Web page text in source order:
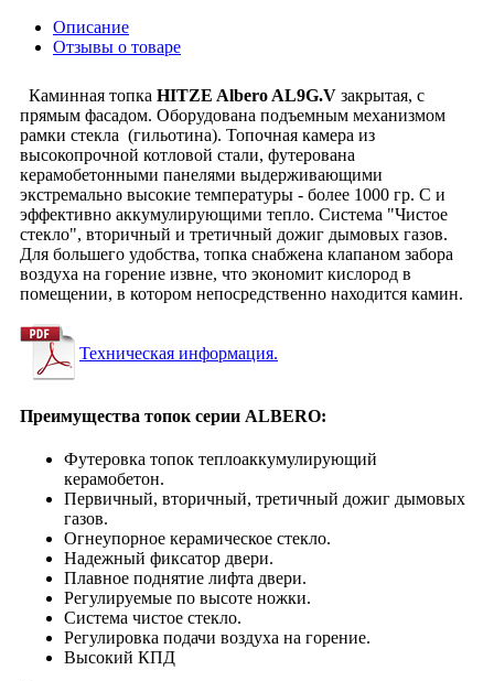
Описание
Отзывы о товаре
Каминная топка HITZE Albero AL9G.V закрытая, с
прямым фасадом. Оборудована подъемным механизмом
рамки стекла (гильотина). Топочная камера из
высокопрочной котловой стали, футерована
керамобетонными панелями выдерживающими
экстремально высокие температуры - более 1000 гр. С и
эффективно аккумулирующими тепло. Система "Чистое
стекло", вторичный и третичный дожиг дымовых газов.
Для большего удобства, топка снабжена клапаном забора
воздуха на горение извне, что экономит кислород в
помещении, в котором непосредственно находится камин.
Техническая информация.
Преимущества топок серии ALBERO:
Футеровка топок теплоаккумулирующий
керамобетон.
Первичный, вторичный, третичный дожиг дымовых
газов.
Огнеупорное керамическое стекло.
Надежный фиксатор двери.
Плавное поднятие лифта двери.
Регулируемые по высоте ножки.
Система чистое стекло.
Регулировка подачи воздуха на горение.
Высокий КПД